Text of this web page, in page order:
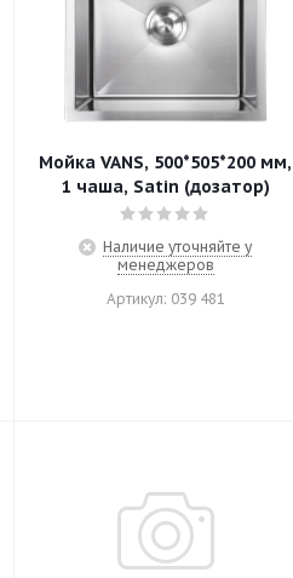
Мойка VANS, 500*505*200 мм,
1 чаша, Satin (дозатор)
Наличие уточняйте у
менеджеров
Артикул: 039 481